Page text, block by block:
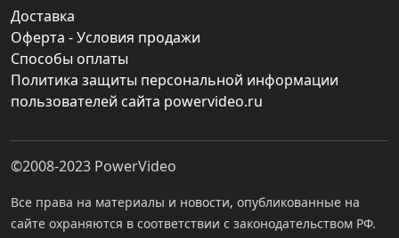
Доставка
Оферта - Условия продажи
Способы оплаты
Политика защиты персональной информации
пользователей сайта powervideo.ru
©2008-2023 PowerVideo
Все права на материалы и новости, опубликованные на
сайте охраняются в соответствии с законодательством РФ.